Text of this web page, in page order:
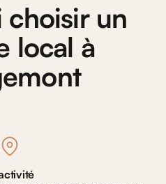
choisir un
local à